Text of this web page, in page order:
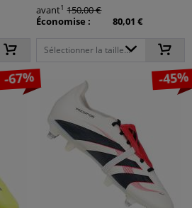
avant1 150,00 €
Économise :
80,01 €
Sélectionner la taille...
-67% -45%